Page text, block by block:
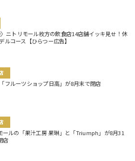
〉ニトリモール枚方の飲食店14店舗イッキ見せ！休
ルコース【ひらつー広告】
フルーツショップ日高」が8月末で閉店
ールの「果汁工房 果琳」と「Triumph」が8月31
店